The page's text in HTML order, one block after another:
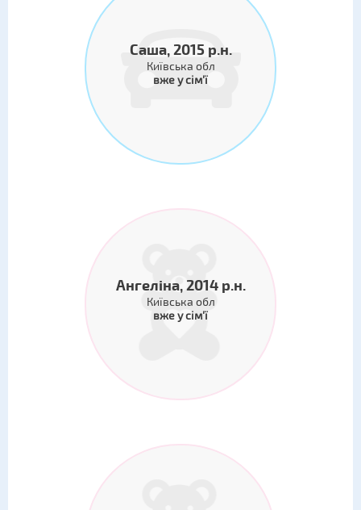
Саша, 2015 р.н.
Київська обл
вже у сім'ї
Ангеліна, 2014 р.н.
Київська обл
вже у сім'ї